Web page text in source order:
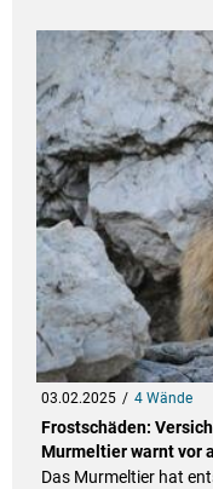
03.02.2025 4 Wände
Frostschäden:
Murmeltier warnt vor
Das Murmeltier hat